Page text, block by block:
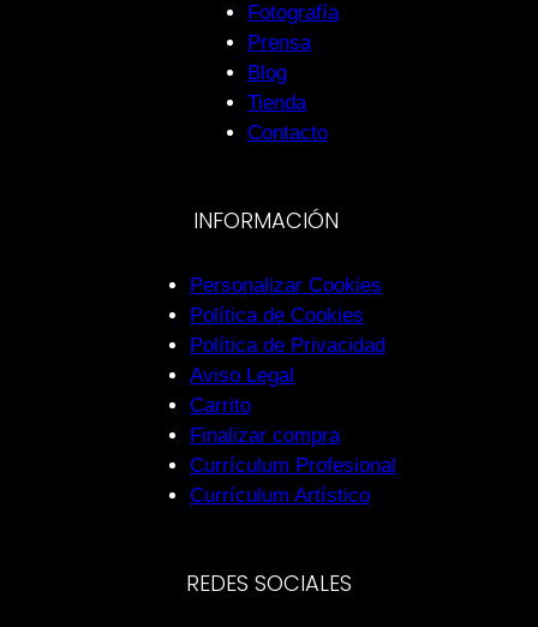
Fotografía
Prensa
Blog
Tienda
Contacto
INFORMACIÓN
Personalizar Cookies
Política de Cookies
Política de Privacidad
Aviso Legal
Carrito
Finalizar compra
Currículum Profesional
Currículum Artístico
REDES SOCIALES